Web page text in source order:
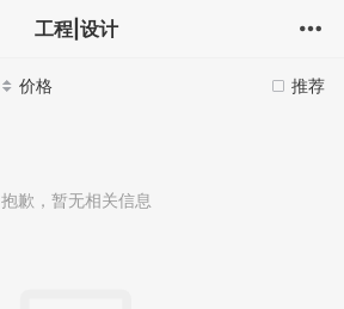
工程|设计
推荐
价格
抱歉，暂无相关信息